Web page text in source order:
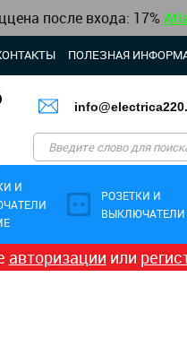
после входа: 17%
ПОЛЕЗНАЯ
И
РОЗЕТКИ И
ВЫКЛЮЧАТЕЛИ
авторизации или